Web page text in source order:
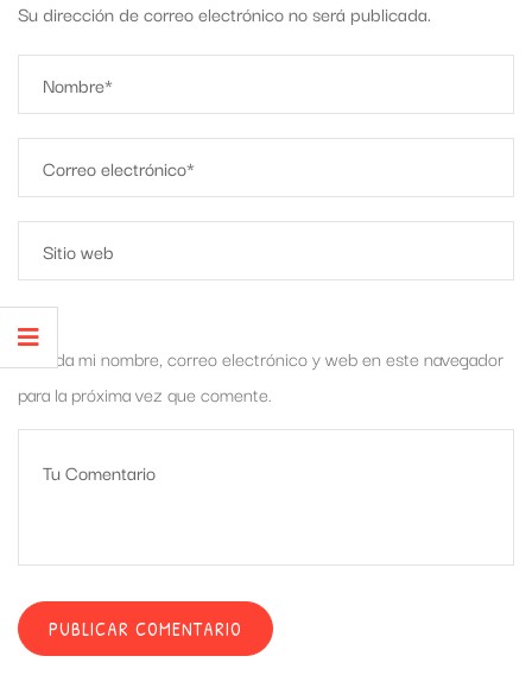
Su dirección de correo electrónico no será publicada.
Guarda mi nombre, correo electrónico y web en este navegador
para la próxima vez que comente.